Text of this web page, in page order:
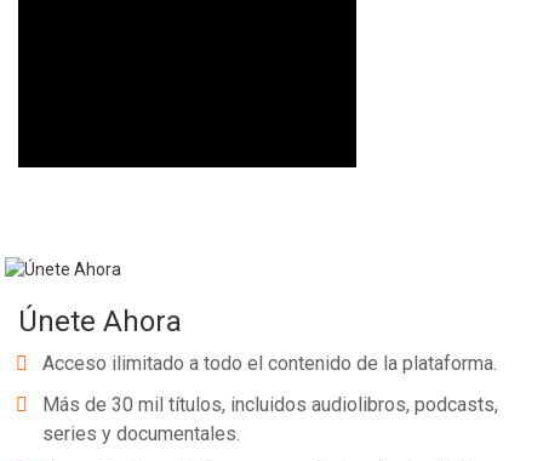
Únete Ahora
Acceso ilimitado a todo el contenido de la plataforma.
Más de 30 mil títulos, incluidos audiolibros, podcasts,
series y documentales.